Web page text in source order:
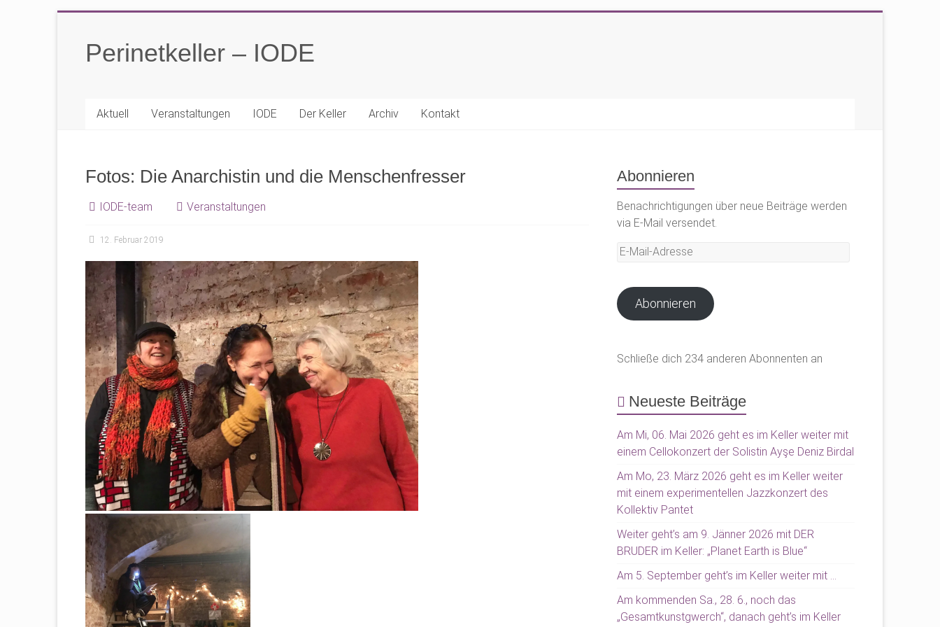
springenPerinetkeller – IODE
Aktuell Veranstaltungen IODE Der Keller Archiv Kontakt
Fotos: Die Anarchistin und die Menschenfresser
IODE-team Veranstaltungen
12. Februar 2019
Abonnieren
Benachrichtigungen über neue Beiträge werden
via E-Mail versendet.
E-
Abonnieren
Schließe dich 234 anderen Abonnenten an
Neueste Beiträge
Am Mi, 06. Mai 2026 geht es im Keller weiter mit
einem Cellokonzert der Solistin Ayşe Deniz Birdal
Am Mo, 23. März 2026 geht es im Keller weiter
mit einem experimentellen Jazzkonzert des
Kollektiv Pantet
Weiter geht’s am 9. Jänner 2026 mit DER
BRUDER im Keller: „Planet Earth is Blue“
Am 5. September geht’s im Keller weiter mit …
Am kommenden Sa., 28. 6., noch das
„Gesamtkunstgwerch“, danach geht’s im Keller